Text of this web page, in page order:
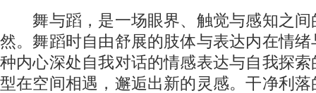
舞与蹈，是一场眼界、触觉与感知之间
然。舞蹈时自由舒展的肢体与表达内在情
种内心深处自我对话的情感表达与自我探
型在空间相遇，邂逅出新的灵感。干净利